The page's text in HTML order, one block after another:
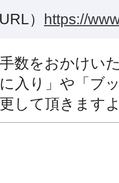
） https://
数をおかけい
に入り」や「ブ
して頂きます